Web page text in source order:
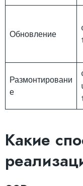
Обновление
Размонтировани
е
Какие